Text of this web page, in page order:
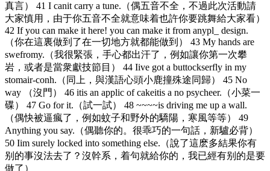
真言） 41 I canit carry a tune.（偶五音不全，不過此次活動請
大家慎用，由于你五音不全就意味着也許你要跳舞給大家看）
42 If you can make it here! you can make it from anypl_ design.
（你在這裏做到了在一切地方就都能做到） 43 My hands are
swefromy.（我很緊張，手心都出汗了，例如讓你第一次攀
岩，或者是當衆獻技節目） 44 Iive got a buttockserfly in my
stomair-conh.（同上，與漢語心頭小鹿撞殊途同歸） 45 No
way （沒門） 46 itis an applic of cakeitis a no psycheer.（小菜一
碟） 47 Go for it.（試一試） 48 ~~~~is driving me up a wall.
（偶快被逼瘋了，例如蚊子和野外的驕陽，寒風等等） 49
Anything you say.（偶聽你的。很乖巧的一句話，新驢必背）
50 Iim surely locked into something else.（說了這麽多結果你有
别的事沒法去了？沒幹系，着句就給你的，我已經有别的是要
做了）